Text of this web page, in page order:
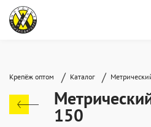
Крепёж оптом / Каталог /
150